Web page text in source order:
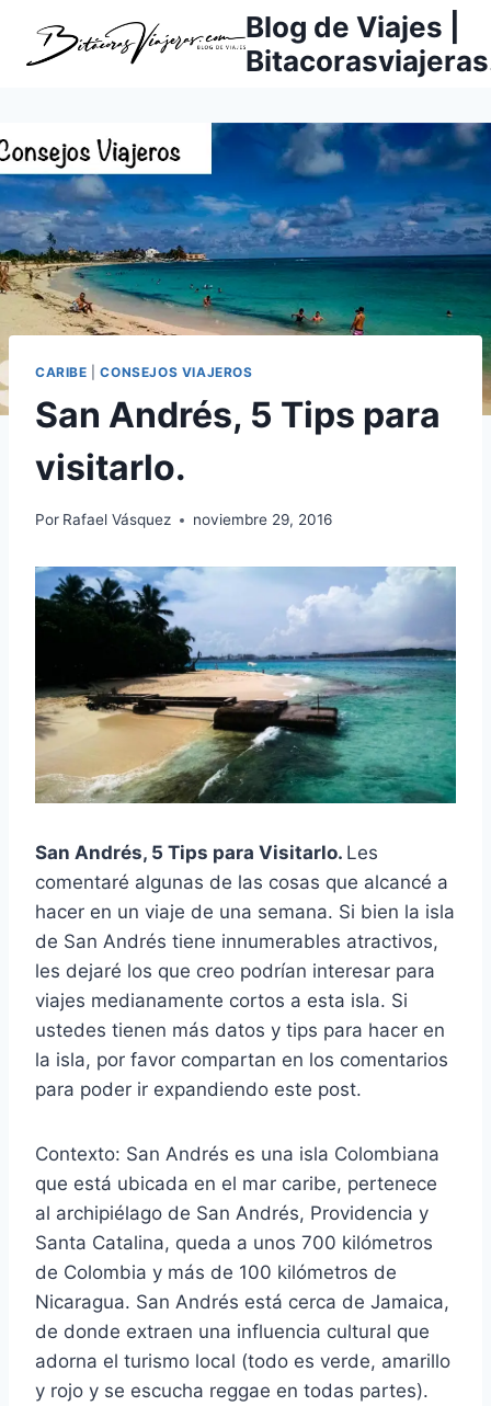
contenido
Blog de Viajes |
CARIBE |CONSEJOS VIAJEROS
San Andrés, 5 Tips para
visitarlo.
Por Rafael Vásquez noviembre 29, 2016
San Andrés, 5 Tips para Visitarlo. Les
comentaré algunas de las cosas que alcancé a
hacer en un viaje de una semana. Si bien la isla
de San Andrés tiene innumerables atractivos,
les dejaré los que creo podrían interesar para
viajes medianamente cortos a esta isla. Si
ustedes tienen más datos y tips para hacer en
la isla, por favor compartan en los comentarios
para poder ir expandiendo este post.
Contexto: San Andrés es una isla Colombiana
que está ubicada en el mar caribe, pertenece
al archipiélago de San Andrés, Providencia y
Santa Catalina, queda a unos 700 kilómetros
de Colombia y más de 100 kilómetros de
Nicaragua. San Andrés está cerca de Jamaica,
de donde extraen una influencia cultural que
adorna el turismo local (todo es verde, amarillo
y rojo y se escucha reggae en todas partes).